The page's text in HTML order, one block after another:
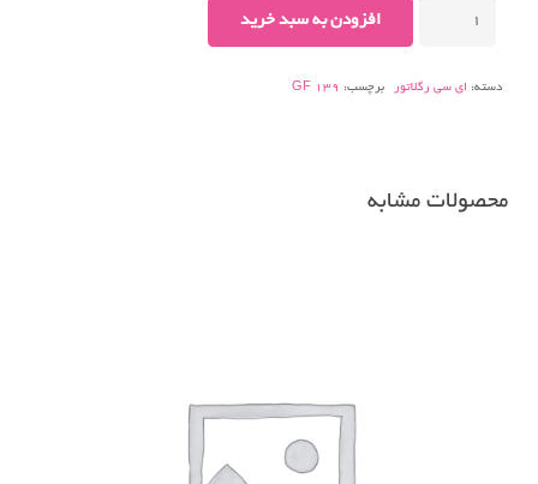
عدد
افزودن به سبد خرید
دسته: ای سی رگلاتور برچسب: GF 139
محصولات مشابه